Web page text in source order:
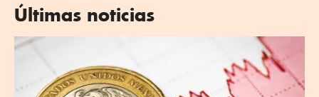
Últimas noticias